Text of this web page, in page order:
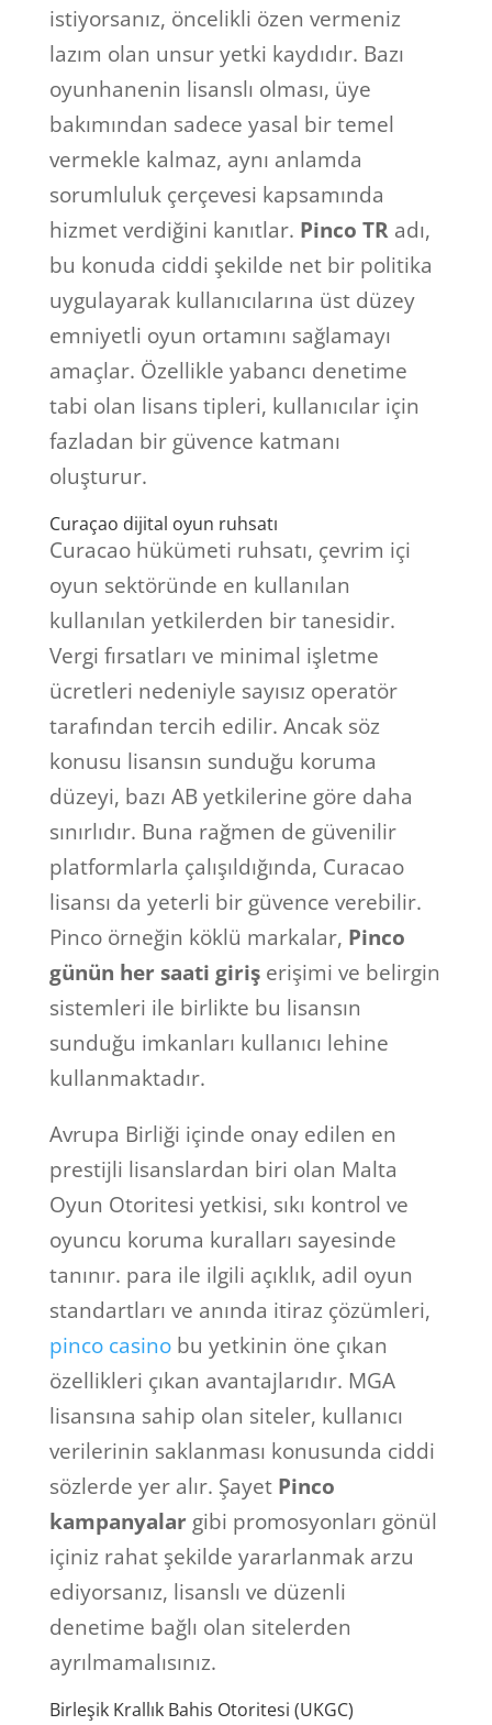
istiyorsanız, öncelikli özen vermeniz
lazım olan unsur yetki kaydıdır. Bazı
oyunhanenin lisanslı olması, üye
bakımından sadece yasal bir temel
vermekle kalmaz, aynı anlamda
sorumluluk çerçevesi kapsamında
hizmet verdiğini kanıtlar. Pinco TRadı,
bu konuda ciddi şekilde net bir politika
uygulayarak kullanıcılarına üst düzey
emniyetli oyun ortamını sağlamayı
amaçlar. Özellikle yabancı denetime
tabi olan lisans tipleri, kullanıcılar için
fazladan bir güvence katmanı
oluşturur.
Curaçao dijital oyun ruhsatı
Curacao hükümeti ruhsatı, çevrim içi
oyun sektöründe en kullanılan
kullanılan yetkilerden bir tanesidir.
Vergi fırsatları ve minimal işletme
ücretleri nedeniyle sayısız operatör
tarafından tercih edilir. Ancak söz
konusu lisansın sunduğu koruma
düzeyi, bazı AB yetkilerine göre daha
sınırlıdır. Buna rağmen de güvenilir
platformlarla çalışıldığında, Curacao
lisansı da yeterli bir güvence verebilir.
Pinco örneğin köklü markalar, Pinco
günün her saati girişerişimi ve belirgin
sistemleri ile birlikte bu lisansın
sunduğu imkanları kullanıcı lehine
kullanmaktadır.
Avrupa Birliği içinde onay edilen en
prestijli lisanslardan biri olan Malta
Oyun Otoritesi yetkisi, sıkı kontrol ve
oyuncu koruma kuralları sayesinde
tanınır. para ile ilgili açıklık, adil oyun
standartları ve anında itiraz çözümleri,
pinco casinobu yetkinin öne çıkan
özellikleri çıkan avantajlarıdır. MGA
lisansına sahip olan siteler, kullanıcı
verilerinin saklanması konusunda ciddi
sözlerde yer alır. Şayet Pinco
kampanyalargibi promosyonları gönül
içiniz rahat şekilde yararlanmak arzu
ediyorsanız, lisanslı ve düzenli
denetime bağlı olan sitelerden
ayrılmamalısınız.
Birleşik Krallık Bahis Otoritesi (UKGC)